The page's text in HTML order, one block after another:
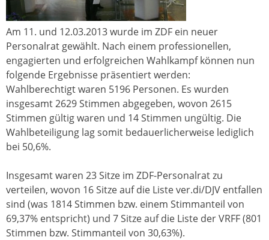
Am 11. und 12.03.2013 wurde im ZDF ein neuer
Personalrat gewählt. Nach einem professionellen,
engagierten und erfolgreichen Wahlkampf können nun
folgende Ergebnisse präsentiert werden:
Wahlberechtigt waren 5196 Personen. Es wurden
insgesamt 2629 Stimmen abgegeben, wovon 2615
Stimmen gültig waren und 14 Stimmen ungültig. Die
Wahlbeteiligung lag somit bedauerlicherweise lediglich
bei 50,6%.
Insgesamt waren 23 Sitze im ZDF-Personalrat zu
verteilen, wovon 16 Sitze auf die Liste ver.di/DJV entfallen
sind (was 1814 Stimmen bzw. einem Stimmanteil von
69,37% entspricht) und 7 Sitze auf die Liste der VRFF (801
Stimmen bzw. Stimmanteil von 30,63%).